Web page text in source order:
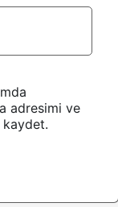
adresimi ve
kaydet.